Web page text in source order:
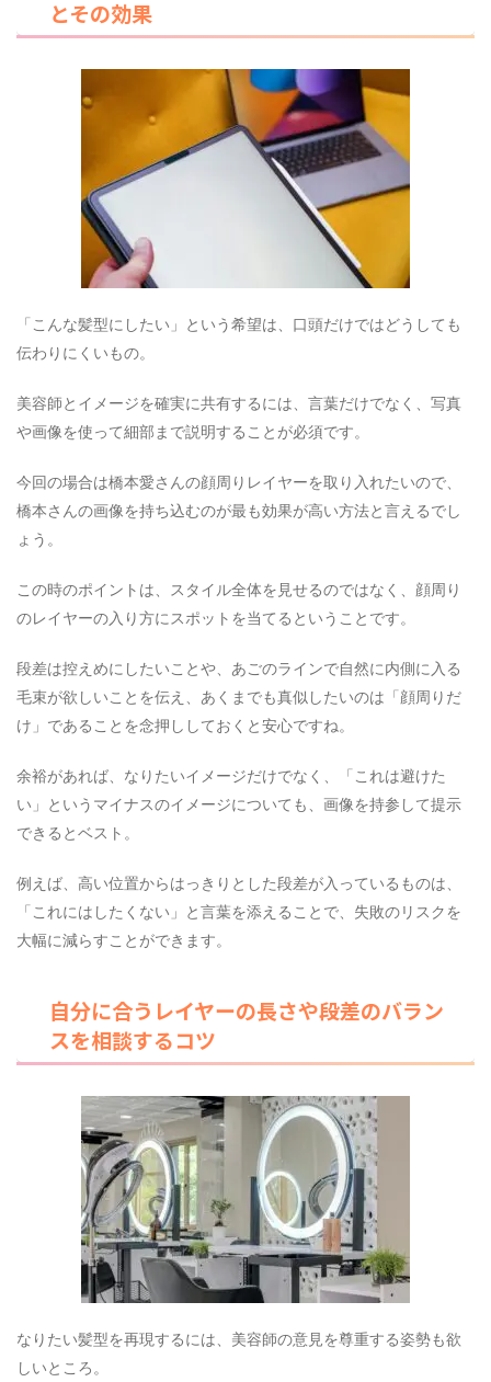
とその効果
「こんな髪型にしたい」という希望は、口頭だけではどうしても
伝わりにくいもの。
美容師とイメージを確実に共有するには、言葉だけでなく、写真
や画像を使って細部まで説明することが必須です。
今回の場合は橋本愛さんの顔周りレイヤーを取り入れたいので、
橋本さんの画像を持ち込むのが最も効果が高い方法と言えるでし
ょう。
この時のポイントは、スタイル全体を見せるのではなく、顔周り
のレイヤーの入り方にスポットを当てるということです。
段差は控えめにしたいことや、あごのラインで自然に内側に入る
毛束が欲しいことを伝え、あくまでも真似したいのは「顔周りだ
け」であることを念押ししておくと安心ですね。
余裕があれば、なりたいイメージだけでなく、「これは避けた
い」というマイナスのイメージについても、画像を持参して提示
できるとベスト。
例えば、高い位置からはっきりとした段差が入っているものは、
「これにはしたくない」と言葉を添えることで、失敗のリスクを
大幅に減らすことができます。
自分に合うレイヤーの長さや段差のバラン
スを相談するコツ
なりたい髪型を再現するには、美容師の意見を尊重する姿勢も欲
しいところ。